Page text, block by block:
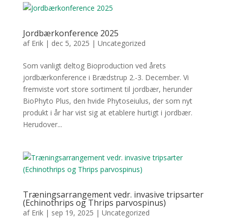
Jordbærkonference 2025
af Erik| dec 5, 2025 | Uncategorized
Som vanligt deltog Bioproduction ved årets
jordbærkonference i Brædstrup 2.-3. December. Vi
fremviste vort store sortiment til jordbær, herunder
BioPhyto Plus, den hvide Phytoseiulus, der som nyt
produkt i år har vist sig at etablere hurtigt i jordbær.
Herudover...
Træningsarrangement vedr. invasive tripsarter
(Echinothrips og Thrips parvospinus)
af Erik| sep 19, 2025 | Uncategorized